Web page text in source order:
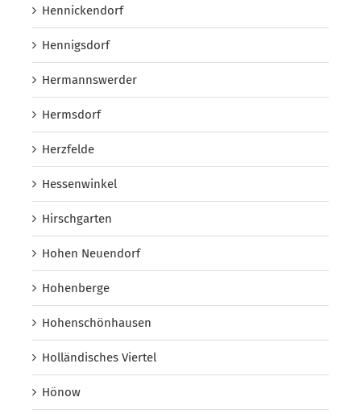
Hennickendorf
Hennigsdorf
Hermannswerder
Hermsdorf
Herzfelde
Hessenwinkel
Hirschgarten
Hohen Neuendorf
Hohenberge
Hohenschönhausen
Holländisches Viertel
Hönow